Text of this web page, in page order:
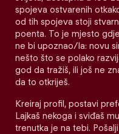
spojeva ostvarenih
od tih spojeva stoji
poenta. To je mjesto
ne bi upoznao/la: novu
nešto što se polako
god da tražiš, ili još ne
da to otkriješ.
Kreiraj profil, postavi
Lajkaš nekoga i sviđaš
trenutka je na tebi.